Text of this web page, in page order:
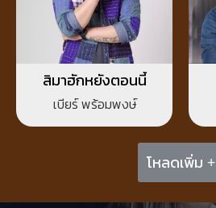
สิมาฮักหยังตอนนี้
เบียร์ พร้อมพงษ์
โหลดเพิ่ม +